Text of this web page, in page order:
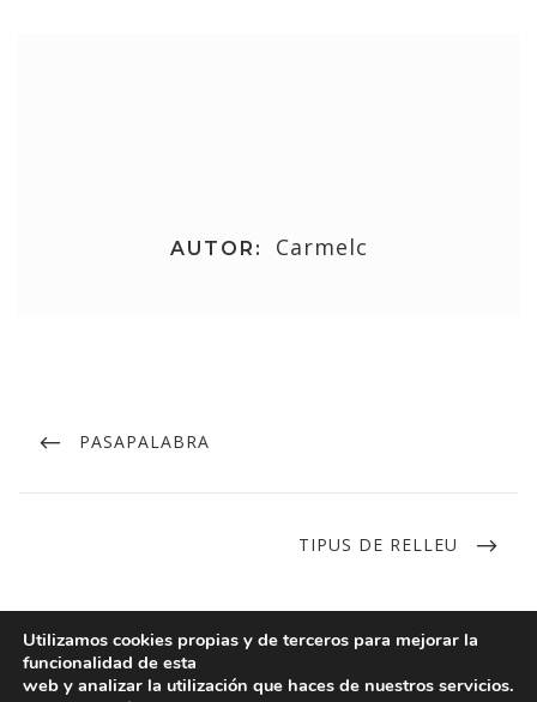
AUTOR: Carmelc
PASAPALABRA
TIPUS DE RELLEU
Utilizamos cookies propias y de terceros para mejorar la
funcionalidad de esta
web y analizar la utilización que haces de nuestros servicios.